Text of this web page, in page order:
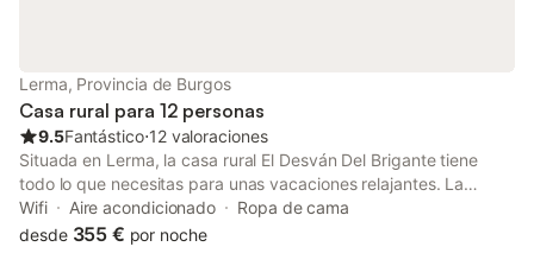
Lerma, Provincia de Burgos
Casa rural para 12 personas
9.5Fantástico⋅12 valoraciones
Situada en Lerma, la casa rural El Desván Del Brigante tiene
todo lo que necesitas para unas vacaciones relajantes. La
propiedad de 3 plantas consta de un salón, una cocina, 6
dormitorios y 6 cuartos de baño, por lo que puede alojar a 10-12
Wifi Aire acondicionado
Ropa de cama
desde 355 € por noche